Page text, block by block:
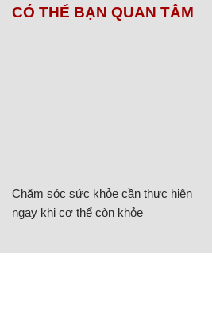
CÓ THỂ BẠN QUAN TÂM
Chăm sóc sức khỏe cần thực hiện
ngay khi cơ thể còn khỏe